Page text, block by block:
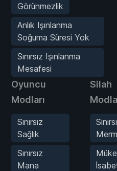
Görünmezlik
Anlık Işınlanma
Soğuma Süresi Yok
Sınırsız Işınlanma
Mesafesi
Oyuncu
Modları
Sınırsız
Sağlık
Sınırsız
Mana
Silah